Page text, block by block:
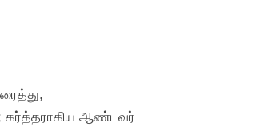
கர்த்தராகிய ஆண்டவர்